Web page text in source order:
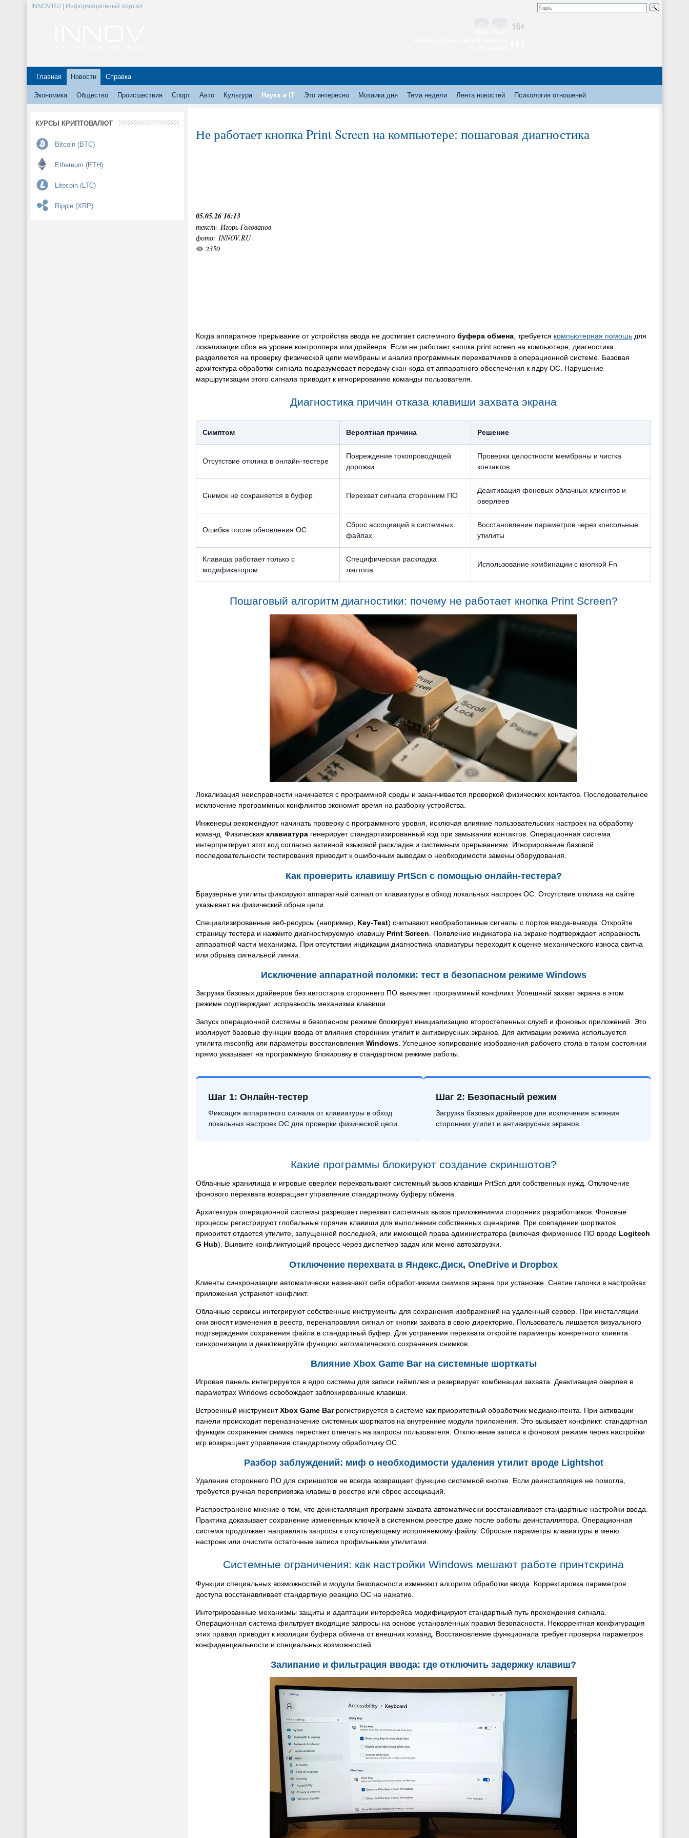
INNOV.RU | Информационный портал
Главная Новости Справка
Экономика Общество Происшествия Спорт Авто Культура Наука и IT Это интересно Мозаика дня Тема недели Лента новостей Психология отношений
КУРСЫ КРИПТОВАЛЮТ
Bitcoin (BTC)
Ethereum (ETH)
Litecoin (LTC)
Ripple (XRP)
Не работает кнопка Print Screen на компьютере: пошаговая диагностика
05.05.26 16:13
текст: Игорь Голованов
фото: INNOV.RU
2350
Когда аппаратное прерывание от устройства ввода не достигает системного буфера обмена , требуется компьютерная помощь для
локализации сбоя на уровне контроллера или драйвера. Если не работает кнопка print screen на компьютере, диагностика
разделяется на проверку физической цепи мембраны и анализ программных перехватчиков в операционной системе. Базовая
архитектура обработки сигнала подразумевает передачу скан-кода от аппаратного обеспечения к ядру ОС. Нарушение
маршрутизации этого сигнала приводит к игнорированию команды пользователя.
Диагностика причин отказа клавиши захвата экрана
Симптом Вероятная причина Решение
Отсутствие отклика в онлайн-тестере
Повреждение токопроводящей
дорожки
Проверка целостности мембраны и чистка
контактов
Снимок не сохраняется в буфер Перехват сигнала сторонним ПО
Деактивация фоновых облачных клиентов и
оверлеев
Ошибка после обновления ОС
Сброс ассоциаций в системных
файлах
Восстановление параметров через консольные
утилиты
Клавиша работает только с
модификатором
Специфическая раскладка
лэптопа
Использование комбинации с кнопкой Fn
Пошаговый алгоритм диагностики: почему не работает кнопка Print Screen?
Локализация неисправности начинается с программной среды и заканчивается проверкой физических контактов. Последовательное
исключение программных конфликтов экономит время на разборку устройства.
Инженеры рекомендуют начинать проверку с программного уровня, исключая влияние пользовательских настроек на обработку
команд. Физическая клавиатура генерирует стандартизированный код при замыкании контактов. Операционная система
интерпретирует этот код согласно активной языковой раскладке и системным прерываниям. Игнорирование базовой
последовательности тестирования приводит к ошибочным выводам о необходимости замены оборудования.
Как проверить клавишу PrtScn с помощью онлайн-тестера?
Браузерные утилиты фиксируют аппаратный сигнал от клавиатуры в обход локальных настроек ОС. Отсутствие отклика на сайте
указывает на физический обрыв цепи.
Специализированные веб-ресурсы (например, Key-Test) считывают необработанные сигналы с портов ввода-вывода. Откройте
страницу тестера и нажмите диагностируемую клавишу Print Screen . Появление индикатора на экране подтверждает исправность
аппаратной части механизма. При отсутствии индикации диагностика клавиатуры переходит к оценке механического износа свитча
или обрыва сигнальной линии.
Исключение аппаратной поломки: тест в безопасном режиме Windows
Загрузка базовых драйверов без автостарта стороннего ПО выявляет программный конфликт. Успешный захват экрана в этом
режиме подтверждает исправность механизма клавиши.
Запуск операционной системы в безопасном режиме блокирует инициализацию второстепенных служб и фоновых приложений. Это
изолирует базовые функции ввода от влияния сторонних утилит и антивирусных экранов. Для активации режима используется
утилита msconfig или параметры восстановления Windows . Успешное копирование изображения рабочего стола в таком состоянии
прямо указывает на программную блокировку в стандартном режиме работы.
Шаг 1: Онлайн-тестер
Фиксация аппаратного сигнала от клавиатуры в обход
локальных настроек ОС для проверки физической цепи.
Шаг 2: Безопасный режим
Загрузка базовых драйверов для исключения влияния
сторонних утилит и антивирусных экранов.
Какие программы блокируют создание скриншотов?
Облачные хранилища и игровые оверлеи перехватывают системный вызов клавиши PrtScn для собственных нужд. Отключение
фонового перехвата возвращает управление стандартному буферу обмена.
Архитектура операционной системы разрешает перехват системных вызов приложениями сторонних разработчиков. Фоновые
процессы регистрируют глобальные горячие клавиши для выполнения собственных сценариев. При совпадении шорткатов
приоритет отдается утилите, запущенной последней, или имеющей права администратора (включая фирменное ПО вроде Logitech
G Hub). Выявите конфликтующий процесс через диспетчер задач или меню автозагрузки.
Отключение перехвата в Яндекс.Диск, OneDrive и Dropbox
Клиенты синхронизации автоматически назначают себя обработчиками снимков экрана при установке. Снятие галочки в настройках
приложения устраняет конфликт.
Облачные сервисы интегрируют собственные инструменты для сохранения изображений на удаленный сервер. При инсталляции
они вносят изменения в реестр, перенаправляя сигнал от кнопки захвата в свою директорию. Пользователь лишается визуального
подтверждения сохранения файла в стандартный буфер. Для устранения перехвата откройте параметры конкретного клиента
синхронизации и деактивируйте функцию автоматического сохранения снимков.
Влияние Xbox Game Bar на системные шорткаты
Игровая панель интегрируется в ядро системы для записи геймплея и резервирует комбинации захвата. Деактивация оверлея в
параметрах Windows освобождает заблокированные клавиши.
Встроенный инструментXbox Game Barрегистрируется в системе как приоритетный обработчик медиаконтента. При активации
панели происходит переназначение системных шорткатов на внутренние модули приложения. Это вызывает конфликт: стандартная
функция сохранения снимка перестает отвечать на запросы пользователя. Отключение записи в фоновом режиме через настройки
игр возвращает управление стандартному обработчику ОС.
Разбор заблуждений: миф о необходимости удаления утилит вроде Lightshot
Удаление стороннего ПО для скриншотов не всегда возвращает функцию системной кнопке. Если деинсталляция не помогла,
требуется ручная перепривязка клавиш в реестре или сброс ассоциаций.
Распространено мнение о том, что деинсталляция программ захвата автоматически восстанавливает стандартные настройки ввода.
Практика доказывает сохранение измененных ключей в системном реестре даже после работы деинсталлятора. Операционная
система продолжает направлять запросы к отсутствующему исполняемому файлу. Сбросьте параметры клавиатуры в меню
настроек или очистите остаточные записи профильными утилитами.
Системные ограничения: как настройки Windows мешают работе принтскрина
Функции специальных возможностей и модули безопасности изменяют алгоритм обработки ввода. Корректировка параметров
доступа восстанавливает стандартную реакцию ОС на нажатие.
Интегрированные механизмы защиты и адаптации интерфейса модифицируют стандартный путь прохождения сигнала.
Операционная система фильтрует входящие запросы на основе установленных правил безопасности. Некорректная конфигурация
этих правил приводит к изоляции буфера обмена от внешних команд. Восстановление функционала требует проверки параметров
конфиденциальности и специальных возможностей.
Залипание и фильтрация ввода: где отключить задержку клавиш?